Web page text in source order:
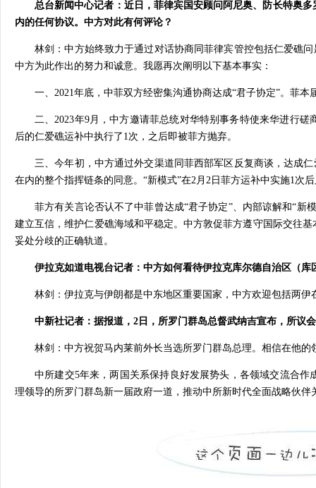
总台新闻中心记者：近日，菲律宾国安顾问阿尼奥、防长特奥
内的任何协议。中方对此有何评论？
林剑：中方始终致力于通过对话协商同菲律宾管控包括仁爱礁
中方为此作出的努力和诚意。我愿再次阐明以下基本事实：
一、2021年底，中菲双方经密集沟通协商达成“君子协定”。菲
二、2023年9月，中方邀请菲总统对华特别事务特使来华进行
后的仁爱礁运补中执行了1次，之后即被菲方抛弃。
三、今年初，中方通过外交渠道同菲西部军区反复商谈，达成
在内的整个指挥链条的同意。“新模式”在2月2日菲方运补中实施1次
菲方有关言论否认不了中菲曾达成“君子协定”、内部谅解和“
建立互信，维护仁爱礁海域和平稳定。中方敦促菲方遵守国际交往
妥处分歧的正确轨道。
伊拉克如道电视台记者：中方如何看待伊拉克库尔德自治区（
林剑：伊拉克与伊朗都是中东地区重要国家，中方欢迎包括两
中新社记者：据报道，2日，所罗门群岛总督武纳吉宣布，所议
林剑：中方祝贺马内莱前外长当选所罗门群岛总理。相信在他
中所建交5年来，两国关系保持良好发展势头，各领域交流合
理领导的所罗门群岛新一届政府一道，推动中所新时代全面战略伙伴